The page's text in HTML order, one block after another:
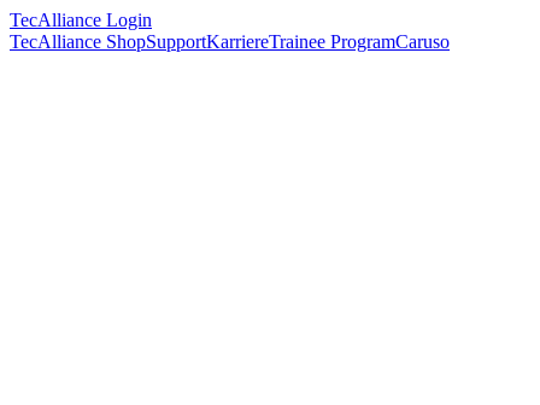
TecAlliance Login
TecAlliance ShopSupportKarriereTrainee ProgramCaruso